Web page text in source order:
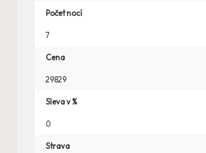
Počet nocí
7
Cena
29829
Sleva v %
0
Strava